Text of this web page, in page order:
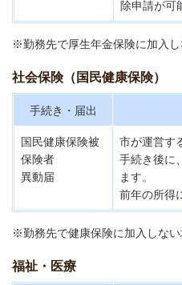
除申請が可
※勤務先で厚生年金保険に加入
社会保険（国民健康保険）
手続き・届出
国民健康保険被
保険者
異動届
市が運営す
手続き後に
ます。
前年の所得
※勤務先で健康保険に加入しない
福祉・医療